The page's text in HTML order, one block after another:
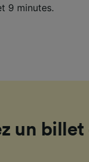
9 minutes.
un